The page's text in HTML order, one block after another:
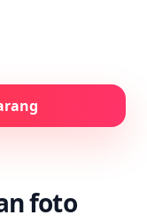
foto